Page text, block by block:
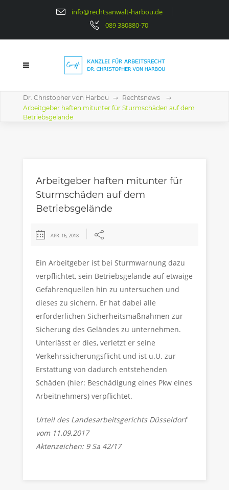
info@rechtsanwalt-harbou.de
089 380880-70
Dr. Christopher von Harbou
Rechtsnews
Arbeitgeber haften mitunter für Sturmschäden auf dem
Betriebsgelände
Arbeitgeber haften mitunter für
Sturmschäden auf dem
Betriebsgelände
APR. 16, 2018
Ein Arbeitgeber ist bei Sturmwarnung dazu
verpflichtet, sein Betriebsgelände auf etwaige
Gefahrenquellen hin zu untersuchen und
dieses zu sichern. Er hat dabei alle
erforderlichen Sicherheitsmaßnahmen zur
Sicherung des Geländes zu unternehmen.
Unterlässt er dies, verletzt er seine
Verkehrssicherungsflicht und ist u.U. zur
Erstattung von dadurch entstehenden
Schäden (hier: Beschädigung eines Pkw eines
Arbeitnehmers) verpflichtet.
Urteil des Landesarbeitsgerichts Düsseldorf
vom 11.09.2017
Aktenzeichen: 9 Sa 42/17